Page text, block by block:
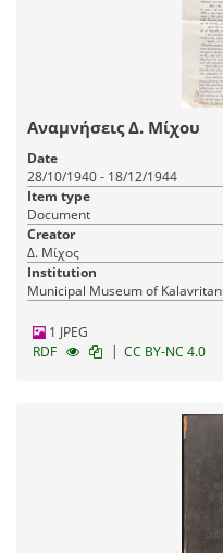
Αναμνήσεις Δ. Μίχου
Date
28/10/1940 - 18/12/1944
Item type
Document
Creator
Δ. Μίχος
Institution
Municipal Museum of
1 JPEG
RDF
| CC BY-NC 4.0